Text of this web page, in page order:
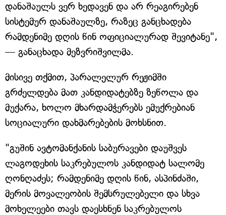
დანაშაულს ვერ ხედავენ და არ რეაგირებენ
სისტემურ დანაშაულზე, რაზეც განცხადება
რამდენიმე დღის წინ ოფიციალურად შევიტანე",
— განაცხადა მეზვრიშვილმა.
მისივე თქმით, პარალელურ რეჟიმში
გრძელდება მათ კანდიდატებზე ზეწოლა და
მუქარა, ხოლო მხარდამჭერებს ემუქრებიან
სოციალური დახმარებების მოხსნით.
"გუშინ ავტომანქანის საბურავები დაუშვეს
ლაგოდეხის საკრებულოს კანდიდატ სალომე
ღონღაძეს; რამდენიმე დღის წინ, ასპინძაში,
მერის მოვალეობის შემსრულებელი და სხვა
მოხელეები თავს დაესხნენ საკრებულოს